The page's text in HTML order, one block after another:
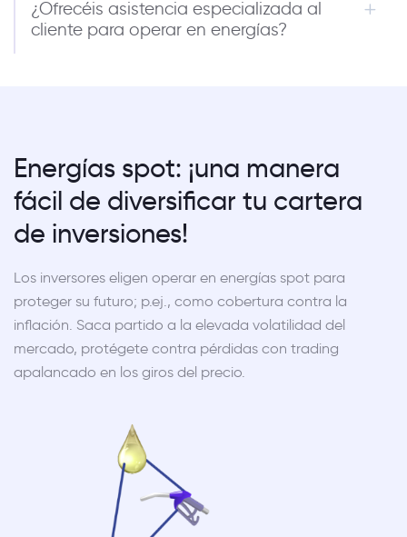
¿Ofrecéis asistencia especializada al
cliente para operar en energías?
Energías spot: ¡una manera
fácil de diversificar tu cartera
de inversiones!
Los inversores eligen operar en energías spot para
proteger su futuro; p.ej., como cobertura contra la
inflación. Saca partido a la elevada volatilidad del
mercado, protégete contra pérdidas con trading
apalancado en los giros del precio.